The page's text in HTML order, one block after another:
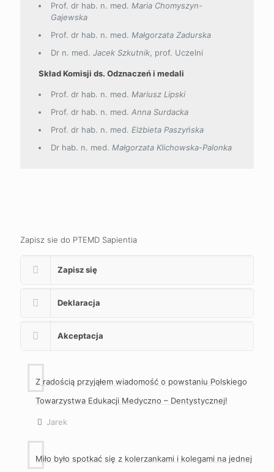
Prof. dr hab. n. med. Maria Chomyszyn-
Gajewska
Prof. dr hab. n. med. Małgorzata Zadurska
Dr n. med. Jacek Szkutnik , prof. Uczelni
Skład Komisji ds. Odznaczeń i medali
Prof. dr hab. n. med. Mariusz Lipski
Prof. dr hab. n. med. Anna Surdacka
Prof. dr hab. n. med. Elżbieta Paszyńska
Dr hab. n. med. Małgorzata Klichowska-Palonka
Zapisz sie do PTEMD Sapientia
Zapisz się
Deklaracja
Akceptacja
Z radością przyjąłem wiadomość o powstaniu Polskiego
Towarzystwa Edukacji Medyczno – Dentystycznej!
Jarek
Miło było spotkać się z kolerzankami i kolegami na jednej